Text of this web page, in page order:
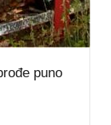
puno